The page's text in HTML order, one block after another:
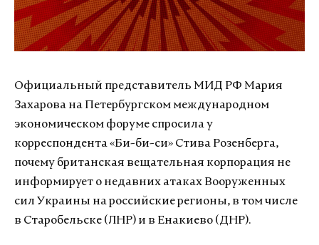
Официальный представитель МИД РФ Мария
Захарова на Петербургском международном
экономическом форуме спросила у
корреспондента «Би-би-си» Стива Розенберга,
почему британская вещательная корпорация не
информирует о недавних атаках Вооруженных
сил Украины на российские регионы, в том числе
в Старобельске (ЛНР) и в Енакиево (ДНР).